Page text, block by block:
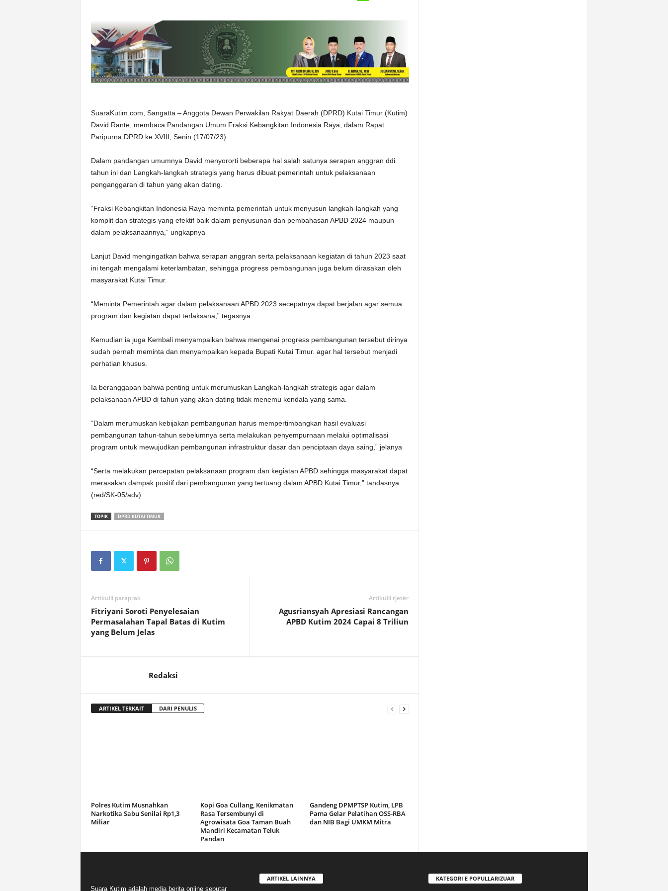
SuaraKutim.com, Sangatta – Anggota Dewan Perwakilan Rakyat Daerah (DPRD) Kutai Timur (Kutim)
David Rante, membaca Pandangan Umum Fraksi Kebangkitan Indonesia Raya, dalam Rapat
Paripurna DPRD ke XVIII, Senin (17/07/23).
Dalam pandangan umumnya David menyororti beberapa hal salah satunya serapan anggran ddi
tahun ini dan Langkah-langkah strategis yang harus dibuat pemerintah untuk pelaksanaan
penganggaran di tahun yang akan dating.
“Fraksi Kebangkitan Indonesia Raya meminta pemerintah untuk menyusun langkah-langkah yang
komplit dan strategis yang efektif baik dalam penyusunan dan pembahasan APBD 2024 maupun
dalam pelaksanaannya,” ungkapnya
Lanjut David mengingatkan bahwa serapan anggran serta pelaksanaan kegiatan di tahun 2023 saat
ini tengah mengalami keterlambatan, sehingga progress pembangunan juga belum dirasakan oleh
masyarakat Kutai Timur.
“Meminta Pemerintah agar dalam pelaksanaan APBD 2023 secepatnya dapat berjalan agar semua
program dan kegiatan dapat terlaksana,” tegasnya
Kemudian ia juga Kembali menyampaikan bahwa mengenai progress pembangunan tersebut dirinya
sudah pernah meminta dan menyampaikan kepada Bupati Kutai Timur. agar hal tersebut menjadi
perhatian khusus.
Ia beranggapan bahwa penting untuk merumuskan Langkah-langkah strategis agar dalam
pelaksanaan APBD di tahun yang akan dating tidak menemu kendala yang sama.
“Dalam merumuskan kebijakan pembangunan harus mempertimbangkan hasil evaluasi
pembangunan tahun-tahun sebelumnya serta melakukan penyempurnaan melalui optimalisasi
program untuk mewujudkan pembangunan infrastruktur dasar dan penciptaan daya saing,” jelanya
“Serta melakukan percepatan pelaksanaan program dan kegiatan APBD sehingga masyarakat dapat
merasakan dampak positif dari pembangunan yang tertuang dalam APBD Kutai Timur,” tandasnya
(red/SK-05/adv)
TOPIK DPRD KUTAI TIMUR
Artikulli paraprak
Fitriyani Soroti Penyelesaian
Permasalahan Tapal Batas di Kutim
yang Belum Jelas
Artikulli tjetër
Agusriansyah Apresiasi Rancangan
APBD Kutim 2024 Capai 8 Triliun
Redaksi
ARTIKEL TERKAIT DARI PENULIS
Polres Kutim Musnahkan
Narkotika Sabu Senilai Rp1,3
Miliar
Kopi Goa Cullang, Kenikmatan
Rasa Tersembunyi di
Agrowisata Goa Taman Buah
Mandiri Kecamatan Teluk
Pandan
Gandeng DPMPTSP Kutim, LPB
Pama Gelar Pelatihan OSS-RBA
dan NIB Bagi UMKM Mitra
Suara Kutim adalah media berita online seputar
ARTIKEL LAINNYA KATEGORI E POPULLARIZUAR